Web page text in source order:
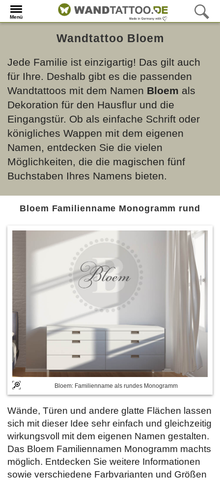
Menü
Wandtattoo Bloem
Jede Familie ist einzigartig! Das gilt auch
für Ihre. Deshalb gibt es die passenden
Wandtattoos mit dem Namen Bloem als
Dekoration für den Hausflur und die
Eingangstür. Ob als einfache Schrift oder
königliches Wappen mit dem eigenen
Namen, entdecken Sie die vielen
Möglichkeiten, die die magischen fünf
Buchstaben Ihres Namens bieten.
Bloem Familienname Monogramm rund
Bloem: Familienname als rundes Monogramm
Wände, Türen und andere glatte Flächen lassen
sich mit dieser Idee sehr einfach und gleichzeitig
wirkungsvoll mit dem eigenen Namen gestalten.
Das Bloem Familiennamen Monogramm machts
möglich. Entdecken Sie weitere Informationen
sowie verschiedene Farbvarianten und Größen